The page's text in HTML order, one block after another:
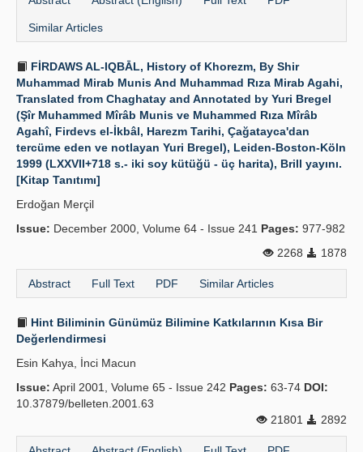
Similar Articles
FİRDAWS AL-IQBĀL, History of Khorezm, By Shir
Muhammad Mirab Munis And Muhammad Rıza Mirab Agahi,
Translated from Chaghatay and Annotated by Yuri Bregel
(Şîr Muhammed Mîrâb Munis ve Muhammed Rıza Mîrâb
Agahî, Firdevs el-İkbâl, Harezm Tarihi, Çağatayca'dan
tercüme eden ve notlayan Yuri Bregel), Leiden-Boston-Köln
1999 (LXXVII+718 s.- iki soy kütüğü - üç harita), Brill yayını.
[Kitap Tanıtımı]
Erdoğan Merçil
Issue: December 2000, Volume 64 - Issue 241 Pages: 977-982
2268
1878
Abstract Full Text PDF Similar Articles
Hint Biliminin Günümüz Bilimine Katkılarının Kısa Bir
Değerlendirmesi
Esin Kahya, İnci Macun
Issue: April 2001, Volume 65 - Issue 242 Pages: 63-74 DOI:
10.37879/belleten.2001.63
21801
2892